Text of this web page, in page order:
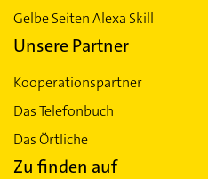
Gelbe Seiten Alexa Skill
Unsere Partner
Kooperationspartner
Das Telefonbuch
Das Örtliche
Zu finden auf